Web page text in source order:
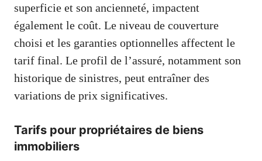
superficie et son ancienneté, impactent
également le coût. Le niveau de couverture
choisi et les garanties optionnelles affectent le
tarif final. Le profil de l’assuré, notamment son
historique de sinistres, peut entraîner des
variations de prix significatives.
Tarifs pour propriétaires de biens
immobiliers